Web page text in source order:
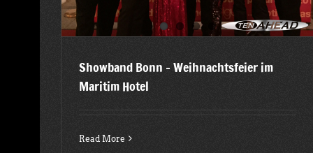
Showband Bonn – Weihnachtsfeier im
Maritim Hotel
Read More